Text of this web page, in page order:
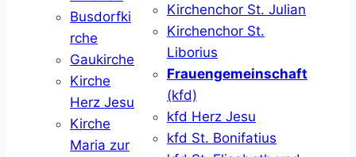
Busdorfki
rche
Gaukirche
Kirche
Herz Jesu
Kirche
Maria zur
Kirchenchor St. Julian
Kirchenchor St.
Liborius
Frauengemeinschaft
(kfd)
kfd Herz Jesu
kfd St. Bonifatius